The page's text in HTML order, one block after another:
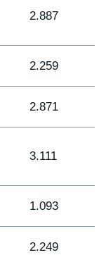
2.887
2.259
2.871
3.111
1.093
2.249